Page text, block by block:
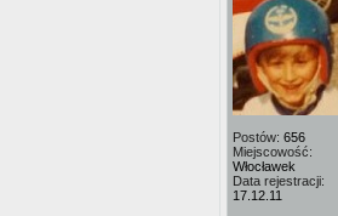
Postów: 656
Miejscowość:
Włocławek
Data rejestracji:
17.12.11